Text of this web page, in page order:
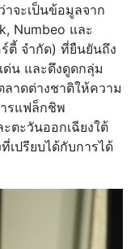
าจะเป็นข้อมูลจาก
Numbeo และ
ตี้ จำกัด) ที่ยืนยันถึง
น และดึงดูดกลุ่ม
าดต่างชาติให้ความ
รแฟล็กชิพ
ตะวันออกเฉียงใต้
เปรียบได้กับการได้